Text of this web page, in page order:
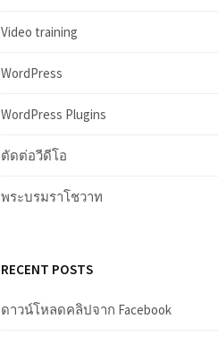
Video training
WordPress
WordPress Plugins
ตัดต่อวีดีโอ
พระบรมราโชวาท
RECENT POSTS
ดาวน์โหลดคลิปจาก Facebook